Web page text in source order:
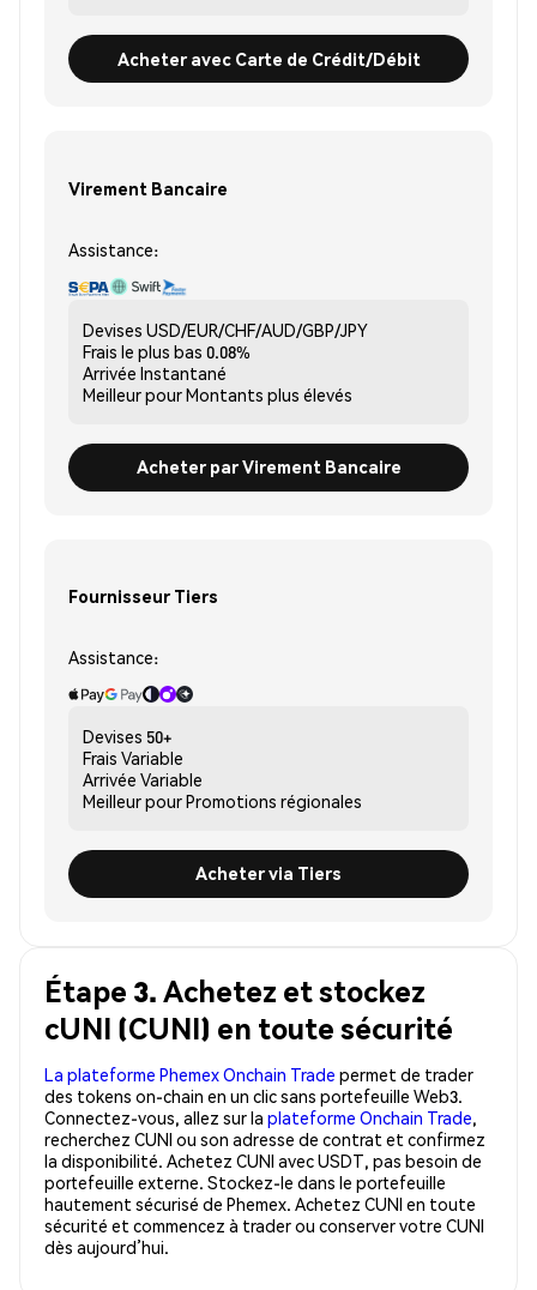
Acheter avec Carte de Crédit/Débit
Virement Bancaire
Assistance:
Devises USD/EUR/CHF/AUD/GBP/JPY
Frais le plus bas 0.08%
Arrivée Instantané
Meilleur pourMontants plus élevés
Acheter par Virement Bancaire
Fournisseur Tiers
Assistance:
Devises 50+
Frais Variable
Arrivée Variable
Meilleur pourPromotions régionales
Acheter via Tiers
Étape 3. Achetez et stockez
cUNI (CUNI) en toute sécurité
La plateforme Phemex Onchain Trade permet de trader
des tokens on-chain en un clic sans portefeuille Web3.
Connectez-vous, allez sur la plateforme Onchain Trade,
recherchez CUNI ou son adresse de contrat et confirmez
la disponibilité. Achetez CUNI avec USDT, pas besoin de
portefeuille externe. Stockez-le dans le portefeuille
hautement sécurisé de Phemex. Achetez CUNI en toute
sécurité et commencez à trader ou conserver votre CUNI
dès aujourd’hui.